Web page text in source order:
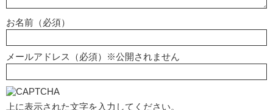
お名前（必須）
メールアドレス（必須）※公開されません
上に表示された文字を入力してください。